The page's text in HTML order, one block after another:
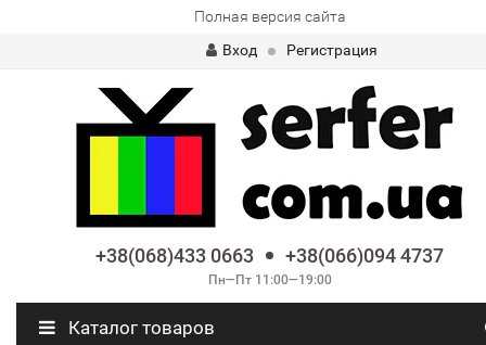
Полная версия сайта
Вход
Регистрация
+38(068)433 0663 +38(066)094 4737
Пн—Пт 11:00—19:00
Каталог товаров